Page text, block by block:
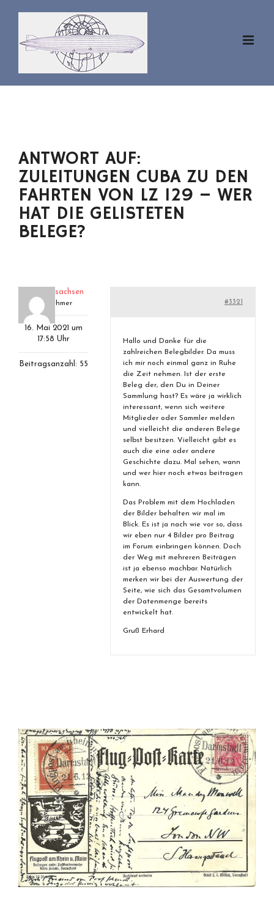
springen
ANTWORT AUF:
ZULEITUNGEN CUBA ZU DEN
FAHRTEN VON LZ 129 – WER
HAT DIE GELISTETEN
BELEGE?
erhardlz17sachsen
Teilnehmer
16. Mai 2021 um
17:58 Uhr
Beitragsanzahl: 55
#3321
Hallo und Danke für die
zahlreichen Belegbilder. Da muss
ich mir noch einmal ganz in Ruhe
die Zeit nehmen. Ist der erste
Beleg der, den Du in Deiner
Sammlung hast? Es wäre ja wirklich
interessant, wenn sich weitere
Mitglieder oder Sammler melden
und vielleicht die anderen Belege
selbst besitzen. Vielleicht gibt es
auch die eine oder andere
Geschichte dazu. Mal sehen, wann
und wer hier noch etwas beitragen
kann.
Das Problem mit dem Hochladen
der Bilder behalten wir mal im
Blick. Es ist ja nach wie vor so, dass
wir eben nur 4 Bilder pro Beitrag
im Forum einbringen können. Doch
der Weg mit mehreren Beiträgen
ist ja ebenso machbar. Natürlich
merken wir bei der Auswertung der
Seite, wie sich das Gesamtvolumen
der Datenmenge bereits
entwickelt hat.
Gruß Erhard